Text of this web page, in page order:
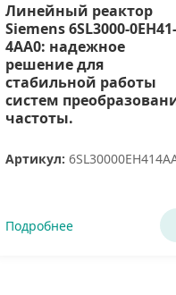
Линейный реактор
Siemens 6SL3000-0EH41-
4AA0: надежное
решение для
стабильной работы
систем
частоты.
Артикул:
Подробнее